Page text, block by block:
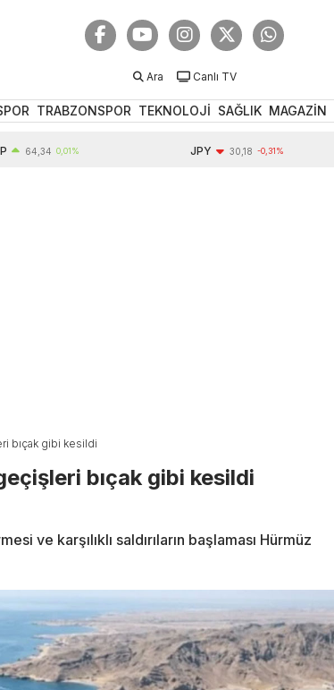
Ara Canlı TV
TRABZONSPOR TEKNOLOJİ SAĞLIK MAGAZİN
0,01% 30,18 -0,31%
bıçak gibi kesildi
bıçak gibi kesildi
ve karşılıklı saldırıların başlaması Hürmüz